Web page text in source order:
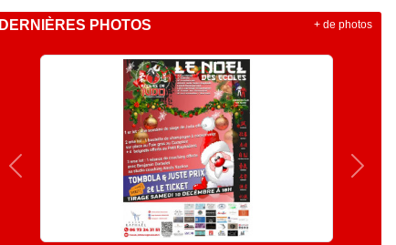
DERNIÈRES PHOTOS
Précedent
+ de photos